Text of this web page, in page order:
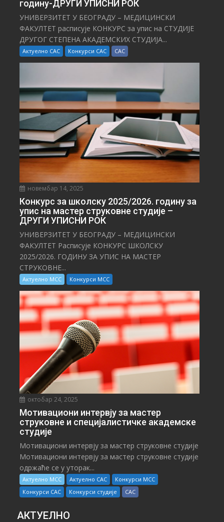
годину-ДРУГИ УПИСНИ РОК
УНИВЕРЗИТЕТ У БЕОГРАДУ – МЕДИЦИНСКИ
ФАКУЛТЕТ расписује КОНКУРС за упис на СТУДИЈЕ
ДРУГОГ СТЕПЕНА АКАДЕМСКИХ СТУДИЈА...
Актуелно САС Конкурси САС САС
новембар 14, 2025
Конкурс за школску 2025/⁠2026. годину за
упис на мастер струковне студије –
ДРУГИ УПИСНИ РОК
УНИВЕРЗИТЕТ У БЕОГРАДУ – МЕДИЦИНСКИ
ФАКУЛТЕТ Расписује КОНКУРС ШКОЛСКУ
2025/⁠2026. ГОДИНУ ЗА УПИС НА МАСТЕР
СТРУКОВНЕ...
Актуелно МСС Конкурси МСС
октобар 24, 2025
Мотивациони интервју за мастер
струковне и специјалистичке академске
студије
Мотивациони интервју за мастер струковне студије
Мотивациони интервју за мастер струковне студије
одржаће се у уторак...
Актуелно МСС Актуелно САС
Конкурси МСС
Конкурси САС
Конкурси студије САС
АКТУЕЛНО